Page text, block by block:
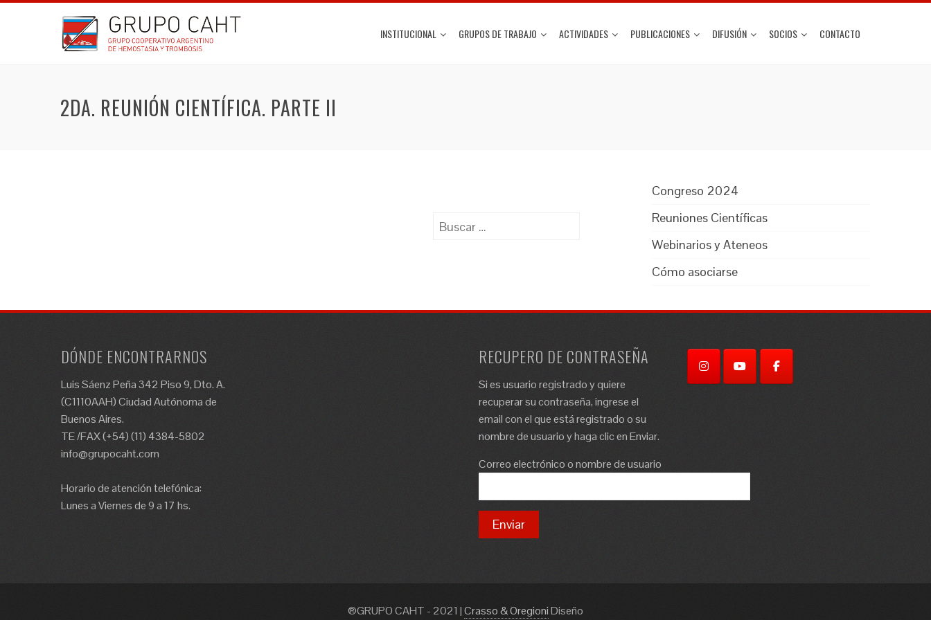
INSTITUCIONAL GRUPOS DE TRABAJO ACTIVIDADES PUBLICACIONES DIFUSIÓN SOCIOS CONTACTO
2DA. REUNIÓN CIENTÍFICA. PARTE II
Congreso 2024
Reuniones Científicas
Webinarios y Ateneos
Cómo asociarse
Buscar:
DÓNDE ENCONTRARNOS
Luis Sáenz Peña 342 Piso 9, Dto. A.
(C1110AAH) Ciudad Autónoma de
Buenos Aires.
TE /FAX (+54) (11) 4384-5802
info@grupocaht.com
Horario de atención telefónica:
Lunes a Viernes de 9 a 17 hs.
RECUPERO DE CONTRASEÑA
Si es usuario registrado y quiere
recuperar su contraseña, ingrese el
email con el que está registrado o su
nombre de usuario y haga clic en Enviar.
Correo electrónico o nombre de usuario
®GRUPO CAHT - 2021 |Crasso & OregioniDiseño